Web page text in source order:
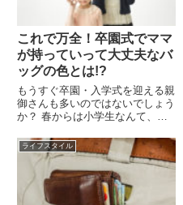
これで万全！卒園式でママ
が持っていって大丈夫なバ
ッグの色とは!?
もうすぐ卒園・入学式を迎える親
御さんも多いのではないでしょう
か？ 春からは小学生なんて、月
ね。ところで、卒園式にどんな装
いで行くかって決まってますか？
スーツは揃えてあるし、アクセサ
リーもあるし大丈夫！と思って...
ライフスタイル